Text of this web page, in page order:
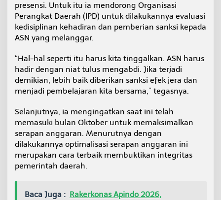
presensi. Untuk itu ia mendorong Organisasi
Perangkat Daerah (IPD) untuk dilakukannya evaluasi
kedisiplinan kehadiran dan pemberian sanksi kepada
ASN yang melanggar.
“Hal-hal seperti itu harus kita tinggalkan. ASN harus
hadir dengan niat tulus mengabdi. Jika terjadi
demikian, lebih baik diberikan sanksi efek jera dan
menjadi pembelajaran kita bersama,” tegasnya.
Selanjutnya, ia mengingatkan saat ini telah
memasuki bulan Oktober untuk memaksimalkan
serapan anggaran. Menurutnya dengan
dilakukannya optimalisasi serapan anggaran ini
merupakan cara terbaik membuktikan integritas
pemerintah daerah.
Baca Juga : Rakerkonas Apindo 2026,